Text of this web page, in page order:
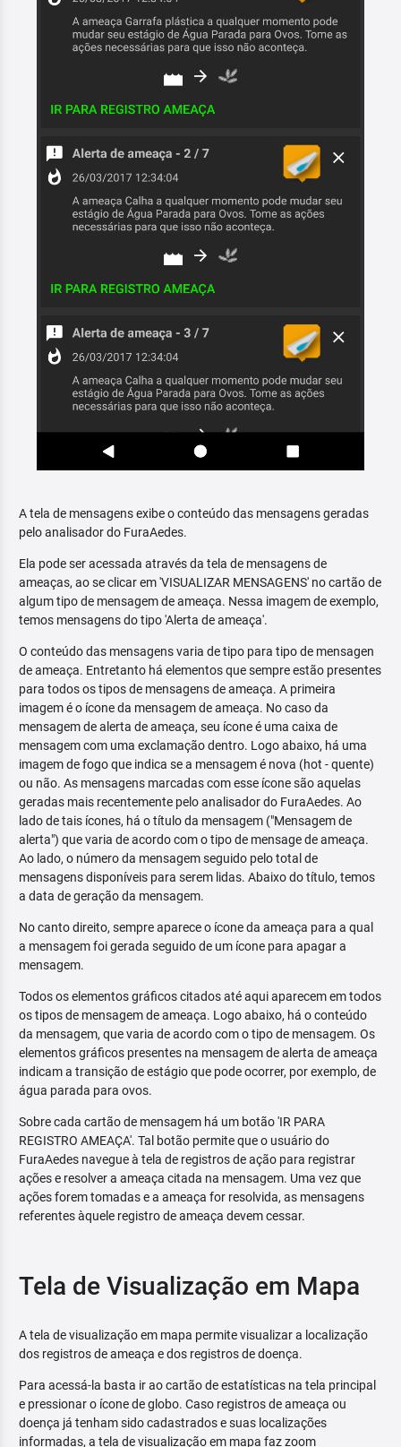
A tela de mensagens exibe o conteúdo das mensagens geradas
pelo analisador do FuraAedes.
Ela pode ser acessada através da tela de mensagens de
ameaças, ao se clicar em 'VISUALIZAR MENSAGENS' no cartão de
algum tipo de mensagem de ameaça. Nessa imagem de exemplo,
temos mensagens do tipo 'Alerta de ameaça'.
O conteúdo das mensagens varia de tipo para tipo de mensagen
de ameaça. Entretanto há elementos que sempre estão presentes
para todos os tipos de mensagens de ameaça. A primeira
imagem é o ícone da mensagem de ameaça. No caso da
mensagem de alerta de ameaça, seu ícone é uma caixa de
mensagem com uma exclamação dentro. Logo abaixo, há uma
imagem de fogo que indica se a mensagem é nova (hot - quente)
ou não. As mensagens marcadas com esse ícone são aquelas
geradas mais recentemente pelo analisador do FuraAedes. Ao
lado de tais ícones, há o título da mensagem ("Mensagem de
alerta") que varia de acordo com o tipo de mensage de ameaça.
Ao lado, o número da mensagem seguido pelo total de
mensagens disponíveis para serem lidas. Abaixo do título, temos
a data de geração da mensagem.
No canto direito, sempre aparece o ícone da ameaça para a qual
a mensagem foi gerada seguido de um ícone para apagar a
mensagem.
Todos os elementos gráficos citados até aqui aparecem em todos
os tipos de mensagem de ameaça. Logo abaixo, há o conteúdo
da mensagem, que varia de acordo com o tipo de mensagem. Os
elementos gráficos presentes na mensagem de alerta de ameaça
indicam a transição de estágio que pode ocorrer, por exemplo, de
água parada para ovos.
Sobre cada cartão de mensagem há um botão 'IR PARA
REGISTRO AMEAÇA'. Tal botão permite que o usuário do
FuraAedes navegue à tela de registros de ação para registrar
ações e resolver a ameaça citada na mensagem. Uma vez que
ações forem tomadas e a ameaça for resolvida, as mensagens
referentes àquele registro de ameaça devem cessar.
Tela de Visualização em Mapa
A tela de visualização em mapa permite visualizar a localização
dos registros de ameaça e dos registros de doença.
Para acessá-la basta ir ao cartão de estatísticas na tela principal
e pressionar o ícone de globo. Caso registros de ameaça ou
doença já tenham sido cadastrados e suas localizações
informadas, a tela de visualização em mapa faz zoom